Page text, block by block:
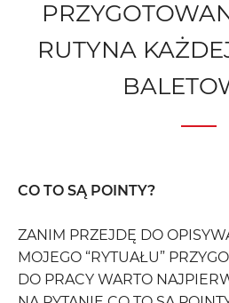
RUTYNA
CO TO SĄ POINTY?
ZANIM PRZEJDĘ DO
MOJEGO “RYTUAŁU”
DO PRACY WARTO